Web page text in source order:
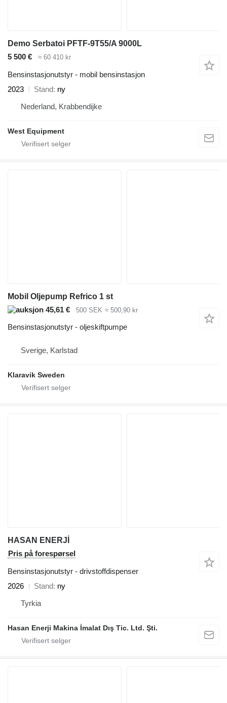
Demo Serbatoi PFTF-9T55/A 9000L
5 500 €
≈ 60 410 kr
Bensinstasjonutstyr - mobil bensinstasjon
2023
Stand ny
Nederland, Krabbendijke
West Equipment
Mobil Oljepump Refrico 1 st
45,61 €
500 SEK ≈ 500,90 kr
Bensinstasjonutstyr - oljeskiftpumpe
Sverige, Karlstad
Klaravik Sweden
HASAN ENERJİ
Pris på forespørsel
Bensinstasjonutstyr - drivstoffdispenser
2026
Stand ny
Tyrkia
Hasan Enerji Makina İmalat Dış Tic. Ltd. Şti.